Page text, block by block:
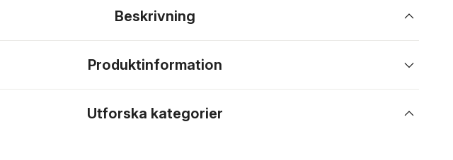
Beskrivning
Produktinformation
Utforska kategorier